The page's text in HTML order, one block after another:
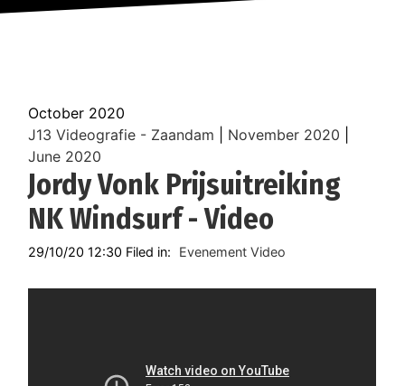
October 2020
J13 Videografie - Zaandam
November 2020
June 2020
Jordy Vonk Prijsuitreiking
NK Windsurf - Video
29/10/20 12:30 Filed in: Evenement Video